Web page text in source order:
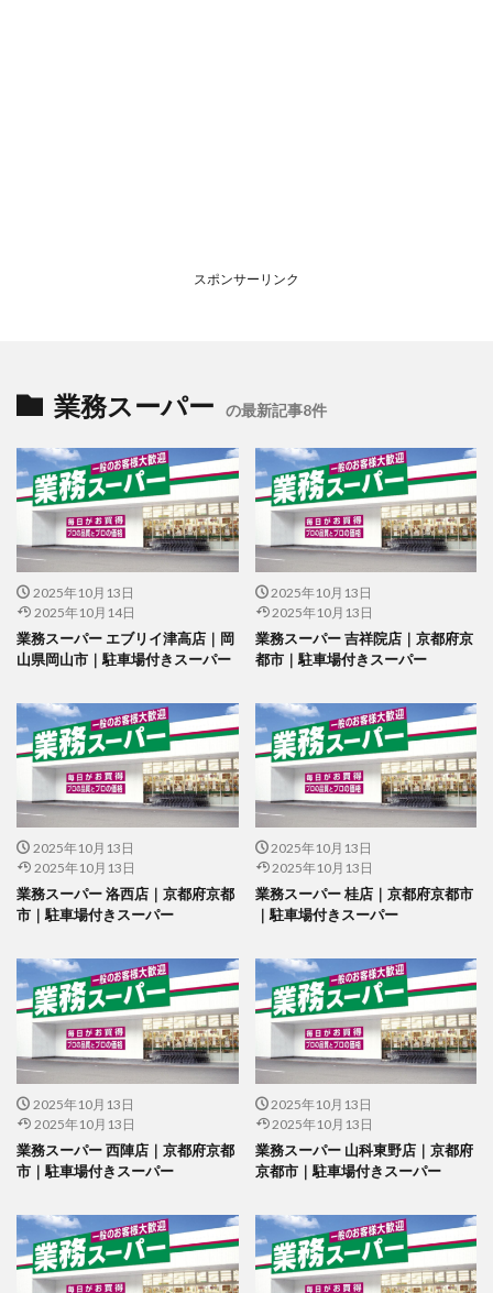
スポンサーリンク
業務スーパー の最新記事8件
2025年10月13日
2025年10月14日
業務スーパー エブリイ津高店｜岡
山県岡山市｜駐車場付きスーパー
2025年10月13日
2025年10月13日
業務スーパー 吉祥院店｜京都府京
都市｜駐車場付きスーパー
2025年10月13日
2025年10月13日
業務スーパー 洛西店｜京都府京都
市｜駐車場付きスーパー
2025年10月13日
2025年10月13日
業務スーパー 桂店｜京都府京都市
｜駐車場付きスーパー
2025年10月13日
2025年10月13日
業務スーパー 西陣店｜京都府京都
市｜駐車場付きスーパー
2025年10月13日
2025年10月13日
業務スーパー 山科東野店｜京都府
京都市｜駐車場付きスーパー